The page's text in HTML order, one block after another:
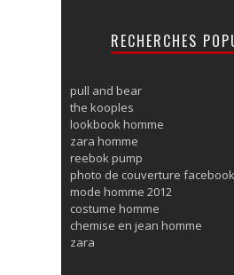
RECHERCHES
pull and bear
the kooples
lookbook homme
zara homme
reebok pump
photo de couverture
mode homme 2012
costume homme
chemise en jean homme
zara